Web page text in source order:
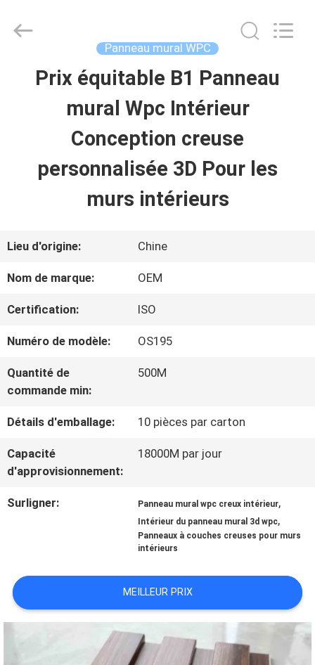
MAISON
PRODUITS
SUJET
DE
NOUS
VISITE
D'USINE
CONTRÔLE
DE
QUALITÉ
NOUS
DEMANDEZ
Oasis
Panneau mural WPC
Prix équitable B1 Panneau
mural Wpc Intérieur
Conception creuse
personnalisée 3D Pour les
murs intérieurs
Lieu d'origine: Chine
Nom de marque: OEM
Certification: ISO
Numéro de modèle: OS195
Quantité de
commande min:
500M
Détails d'emballage: 10 pièces par carton
Capacité
d'approvisionnement:
18000M par jour
Surligner: Panneau mural wpc creux intérieur,
Intérieur du panneau mural 3d wpc,
Panneaux à couches creuses pour murs
intérieurs
MEILLEUR PRIX